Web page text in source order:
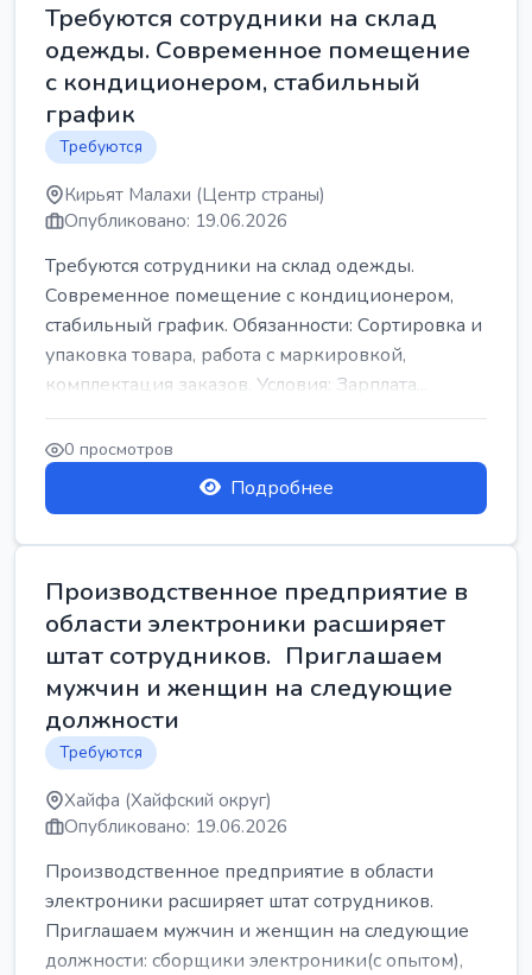
Требуются сотрудники на склад
одежды. Современное помещение
с кондиционером, стабильный
график
Требуются
Кирьят Малахи (Центр страны)
Опубликовано: 19.06.2026
Требуются сотрудники на склад одежды.
Современное помещение с кондиционером,
стабильный график. Обязанности: Сортировка и
упаковка товара, работа с маркировкой,
комплектация заказов. Условия: Зарплата...
0 просмотров
Подробнее
Производственное предприятие в
области электроники расширяет
штат сотрудников. Приглашаем
мужчин и женщин на следующие
должности
Требуются
Хайфа (Хайфский округ)
Опубликовано: 19.06.2026
Производственное предприятие в области
электроники расширяет штат сотрудников.
Приглашаем мужчин и женщин на следующие
должности: сборщики электроники(с опытом),